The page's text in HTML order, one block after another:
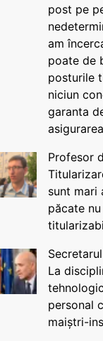
post pe
am
poate de
posturile
niciun
garanta
Profesor
sunt mari
păcate
La
personal
maiștri-